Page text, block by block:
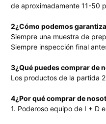
de aproximadamente 11-50
2¿Cómo podemos
Siempre una muestra de
Siempre inspección final
3¿Qué puedes comprar de
Los productos de la partida
4¿Por qué comprar de
1. Poderoso equipo de I + D